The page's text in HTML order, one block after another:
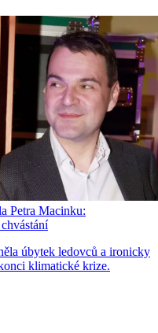
Petra Macinku:
úbytek ledovců a ironicky
klimatické krize.